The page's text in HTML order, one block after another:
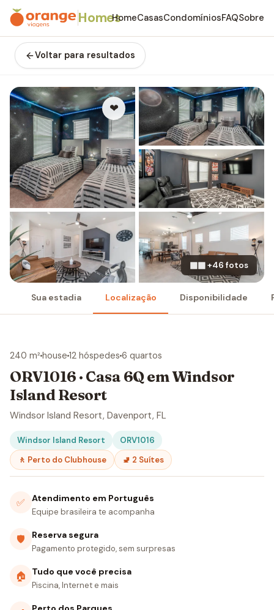
HomesHomeCasasCondomíniosFAQSobre
Voltar para resultados
❤
▦▦ +46 fotos
Sua estadia Localização Disponibilidade
240 m² house 12 hóspedes 6 quartos
ORV1016 · Casa 6Q em Windsor
Island Resort
Windsor Island Resort, Davenport, FL
Windsor Island Resort
ORV1016
🚶 Perto do Clubhouse
🚽 2 Suítes
✅ Atendimento em Português
Equipe brasileira te acompanha
🛡 Reserva segura
Pagamento protegido, sem surpresas
🏠 Tudo que você precisa
Piscina, Internet e mais